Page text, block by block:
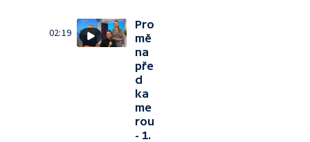
02:19
Pro
mě
na
pře
d
ka
me
rou
- 1.